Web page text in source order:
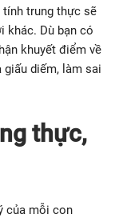
trung thực sẽ
khác. Dù bạn có
khuyết điểm về
diếm, làm sai
thực,
của mỗi con